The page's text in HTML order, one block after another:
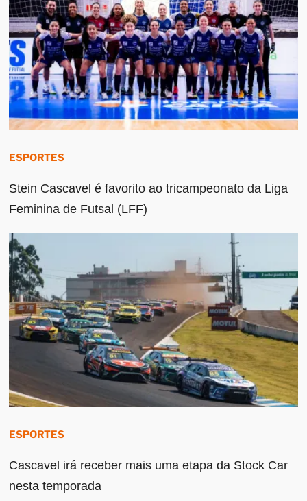
ESPORTES
Stein Cascavel é favorito ao tricampeonato da Liga
Feminina de Futsal (LFF)
ESPORTES
Cascavel irá receber mais uma etapa da Stock Car
nesta temporada